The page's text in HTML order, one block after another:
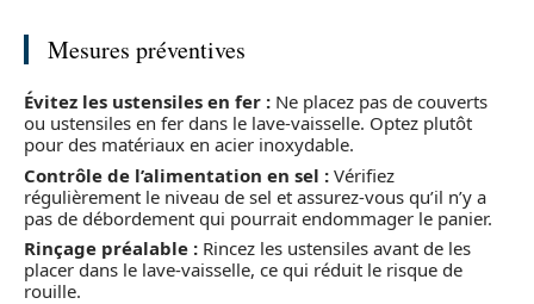
Mesures préventives
Évitez les ustensiles en fer : Ne placez pas de couverts
ou ustensiles en fer dans le lave-vaisselle. Optez plutôt
pour des matériaux en acier inoxydable.
Contrôle de l’alimentation en sel : Vérifiez
régulièrement le niveau de sel et assurez-vous qu’il n’y a
pas de débordement qui pourrait endommager le panier.
Rinçage préalable : Rincez les ustensiles avant de les
placer dans le lave-vaisselle, ce qui réduit le risque de
rouille.